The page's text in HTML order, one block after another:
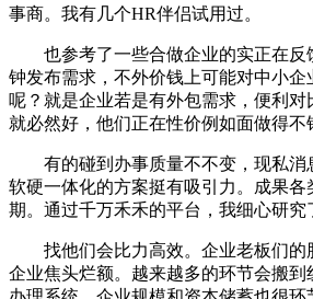
事商。我有几个HR伴侣试用过。
也参考了一些合做企业的实正在反
钟发布需求，不外价钱上可能对中小企
呢？就是企业若是有外包需求，便利对
就必然好，他们正在性价例如面做得不
有的碰到办事质量不不变，现私消
软硬一体化的方案挺有吸引力。成果各
期。通过千万禾禾的平台，我细心研究
找他们会比力高效。企业老板们的
企业焦头烂额。越来越多的环节会搬